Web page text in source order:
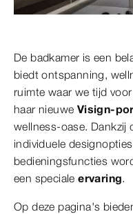
De badkamer is een
biedt ontspanning,
ruimte waar we tijd
haar nieuwe Visign-
wellness-oase. Dankzij
individuele
bedieningsfuncties
een specialeervaring.
Op deze pagina's